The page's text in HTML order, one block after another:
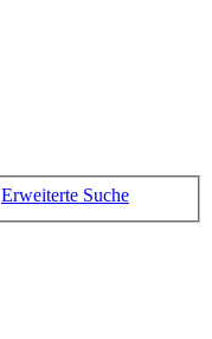
Erweiterte Suche